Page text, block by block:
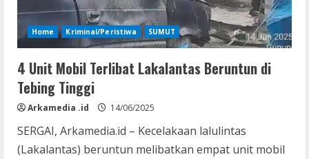
Home Kriminal/Peristiwa SUMUT
4 Unit Mobil Terlibat Lakalantas Beruntun di
Tebing Tinggi
Arkamedia .id 14/06/2025
SERGAI, Arkamedia.id – Kecelakaan lalulintas
(Lakalantas) beruntun melibatkan empat unit mobil